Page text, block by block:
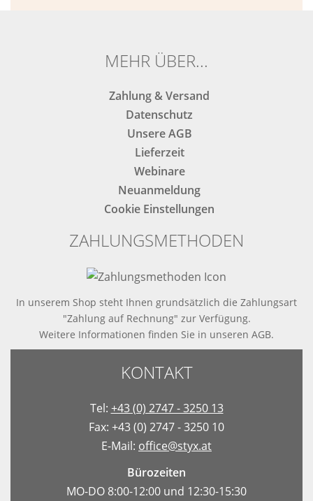
MEHR ÜBER...
Zahlung & Versand
Datenschutz
Unsere AGB
Lieferzeit
Webinare
Neuanmeldung
Cookie Einstellungen
ZAHLUNGSMETHODEN
In unserem Shop steht Ihnen grundsätzlich die Zahlungsart
"Zahlung auf Rechnung" zur Verfügung.
Weitere Informationen finden Sie in unseren AGB.
KONTAKT
Tel: +43 (0) 2747 - 3250 13
Fax: +43 (0) 2747 - 3250 10
E-Mail: office@styx.at
Bürozeiten
MO-DO 8:00-12:00 und 12:30-15:30